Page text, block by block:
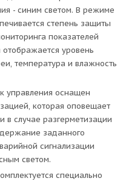
фиксации тела и 2-мя
молния в нижней части
протекание
внешней
бокса.
поставляется в
и
заказчика бокс
комплектующими:
сменные фильтры,
- синим светом. В режиме
степень защиты
показателей
уровень
температура и влажность
управления оснащен
которая оповещает
случае разгерметизации
заданного
сигнализации
светом.
специально